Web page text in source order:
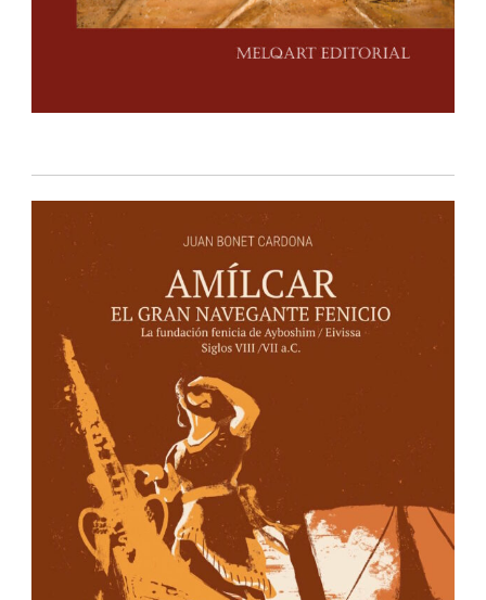
IBIZA EDITIONS
Apartado de correos nº40
Ibiza – Islas Baleares
07800 España
info@ibizaeditions.com
illes@illes.cat